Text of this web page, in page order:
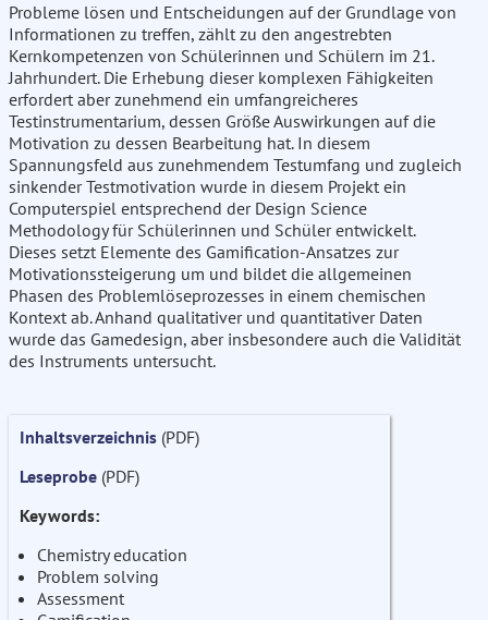
Probleme lösen und Entscheidungen auf der Grundlage von
Informationen zu treffen, zählt zu den angestrebten
Kernkompetenzen von Schülerinnen und Schülern im 21.
Jahrhundert. Die Erhebung dieser komplexen Fähigkeiten
erfordert aber zunehmend ein umfangreicheres
Testinstrumentarium, dessen Größe Auswirkungen auf die
Motivation zu dessen Bearbeitung hat. In diesem
Spannungsfeld aus zunehmendem Testumfang und zugleich
sinkender Testmotivation wurde in diesem Projekt ein
Computerspiel entsprechend der Design Science
Methodology für Schülerinnen und Schüler entwickelt.
Dieses setzt Elemente des Gamification-Ansatzes zur
Motivationssteigerung um und bildet die allgemeinen
Phasen des Problemlöseprozesses in einem chemischen
Kontext ab. Anhand qualitativer und quantitativer Daten
wurde das Gamedesign, aber insbesondere auch die Validität
des Instruments untersucht.
Inhaltsverzeichnis (PDF)
Leseprobe (PDF)
Keywords:
Chemistry education
Problem solving
Assessment